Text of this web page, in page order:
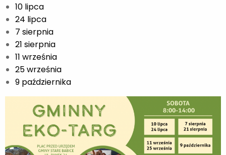
10 lipca
24 lipca
7 sierpnia
21 sierpnia
11 września
25 września
9 października